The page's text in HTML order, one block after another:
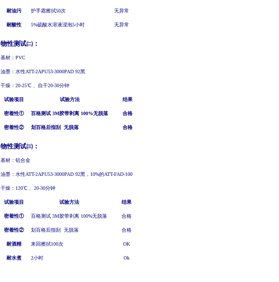
耐油污 护手霜擦拭50次 无异常
耐酸性 5%硫酸水溶液浸泡5小时 无异常
物性测试㈡：
基材： PVC
油墨：水性ATT-2APU53-3000PAD 92黑
干燥： 20-25℃ 、自干20-30分钟
试验项目 试验方法 结果
密着性① 百格测试 3M胶带剥离 100%无脱落 合格
密着性② 划百格后指刮 无脱落 合格
物性测试㈢：
基材：铝合金
油墨：水性ATT-2APU53-3000PAD 92黑 ， 10%的ATT-FAD-100
干燥： 120℃ 20-30分钟
试验项目 试验方法 结果
密着性① 百格测试 3M胶带剥离 100%无脱落 合格
密着性② 划百格后指刮 无脱落 合格
耐酒精 来回擦拭100次 OK
耐水煮 2小时 Ok